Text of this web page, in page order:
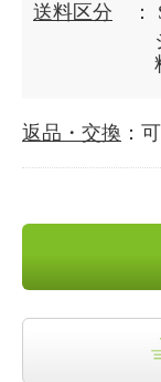
送料区分 ：
返品・交換 ：可